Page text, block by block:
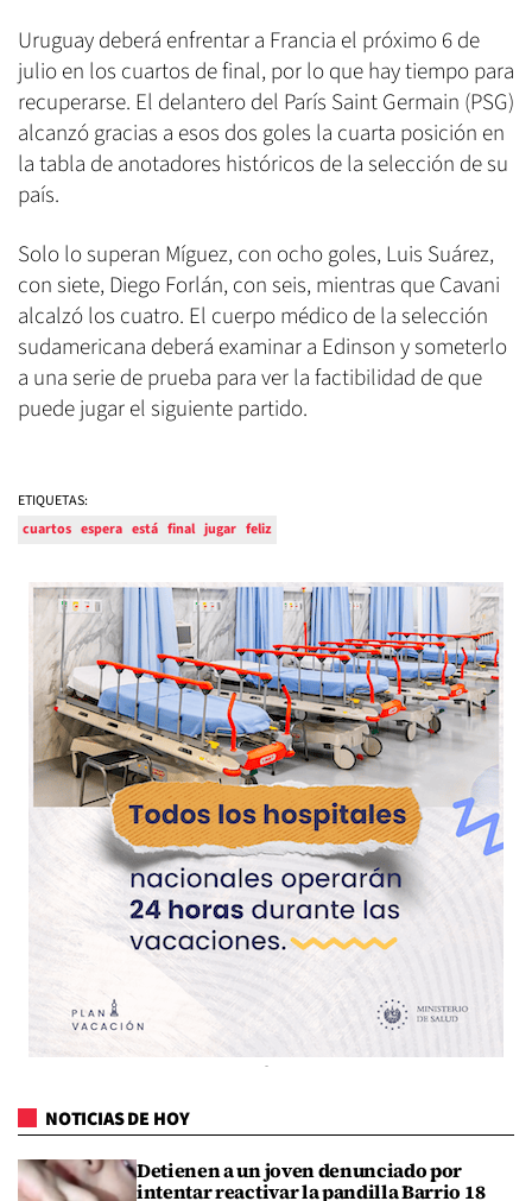
Uruguay deberá enfrentar a Francia el próximo 6 de
julio en los cuartos de final, por lo que hay tiempo para
recuperarse. El delantero del París Saint Germain (PSG)
alcanzó gracias a esos dos goles la cuarta posición en
la tabla de anotadores históricos de la selección de su
país.
Solo lo superan Míguez, con ocho goles, Luis Suárez,
con siete, Diego Forlán, con seis, mientras que Cavani
alcalzó los cuatro. El cuerpo médico de la selección
sudamericana deberá examinar a Edinson y someterlo
a una serie de prueba para ver la factibilidad de que
puede jugar el siguiente partido.
ETIQUETAS:
cuartos espera está final jugar feliz
NOTICIAS DE HOY
Detienen a un joven denunciado por
intentar reactivar la pandilla Barrio 18